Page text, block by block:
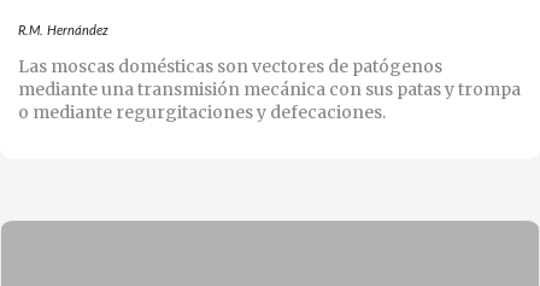
R.M. Hernández
Las moscas domésticas son vectores de patógenos
mediante una transmisión mecánica con sus patas y trompa
o mediante regurgitaciones y defecaciones.